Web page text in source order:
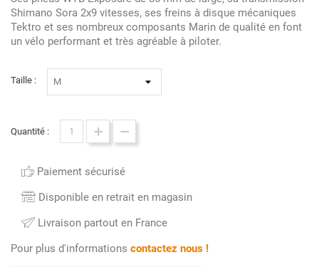
Shimano Sora 2x9 vitesses, ses freins à disque mécaniques
Tektro et ses nombreux composants Marin de qualité en font
un vélo performant et très agréable à piloter.
Taille :
Quantité :
Paiement sécurisé
Disponible en retrait en magasin
Livraison partout en France
Pour plus d'informations contactez nous !